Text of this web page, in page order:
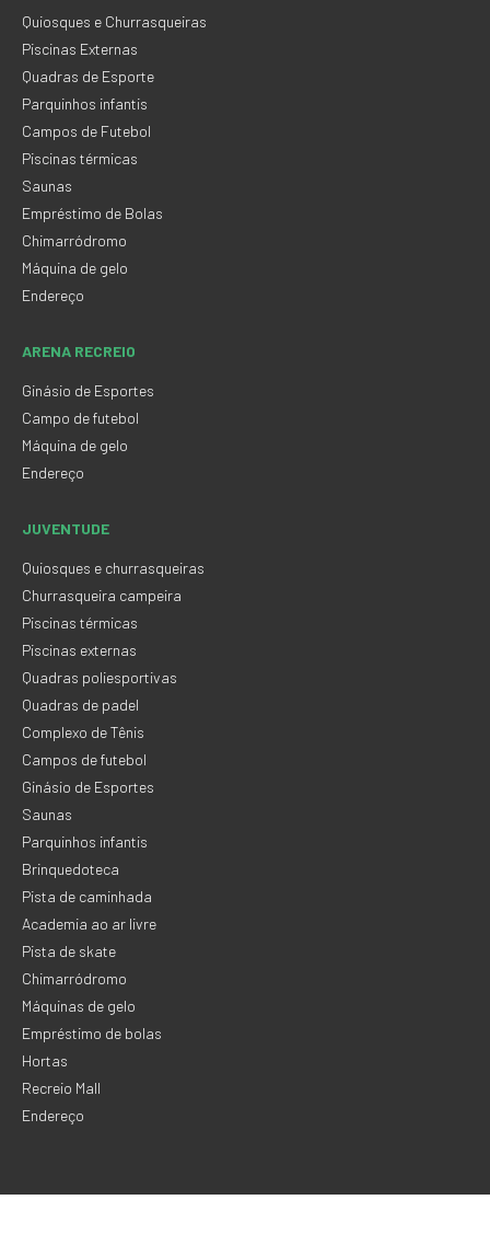
Quiosques e Churrasqueiras
Piscinas Externas
Quadras de Esporte
Parquinhos infantis
Campos de Futebol
Piscinas térmicas
Saunas
Empréstimo de Bolas
Chimarródromo
Máquina de gelo
Endereço
ARENA RECREIO
Ginásio de Esportes
Campo de futebol
Máquina de gelo
Endereço
JUVENTUDE
Quiosques e churrasqueiras
Churrasqueira campeira
Piscinas térmicas
Piscinas externas
Quadras poliesportivas
Quadras de padel
Complexo de Tênis
Campos de futebol
Ginásio de Esportes
Saunas
Parquinhos infantis
Brinquedoteca
Pista de caminhada
Academia ao ar livre
Pista de skate
Chimarródromo
Máquinas de gelo
Empréstimo de bolas
Hortas
Recreio Mall
Endereço